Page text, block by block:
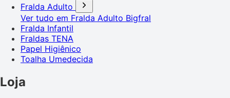
Fralda Adulto
Ver tudo em Fralda Adulto Bigfral
Fralda Infantil
Fraldas TENA
Papel Higiênico
Toalha Umedecida
Loja